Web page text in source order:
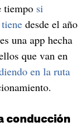
tiempo si
desde el año
una app hecha
que van en
en la ruta
conducción